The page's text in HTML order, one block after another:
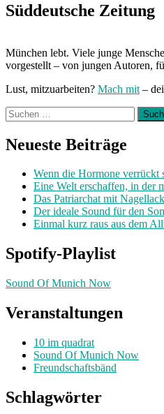
Süddeutsche Zeitung
München lebt. Viele junge
vorgestellt – von jungen Autoren,
Lust, mitzuarbeiten? Mach mit –
Suchen
nach:
Neueste Beiträge
Wenn die Hormone verrückt
Eine Welt erschaffen, in der
Das Patriarchat mit Nagellack
Der ideale Sound für den
Einmal kurz raus aus dem
Spotify-Playlist
Sound Of Munich Now
Veranstaltungen
10 im quadrat
Sound Of Munich Now
Freundschaftsbänd
Schlagwörter